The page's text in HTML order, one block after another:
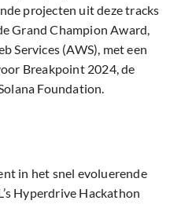
projecten uit deze tracks
Grand Champion Award,
Services (AWS), met een
Breakpoint 2024, de
Foundation.
in het snel evoluerende
Hyperdrive Hackathon